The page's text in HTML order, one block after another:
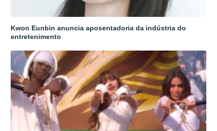
Kwon Eunbin anuncia aposentadoria da indústria do
entretenimento